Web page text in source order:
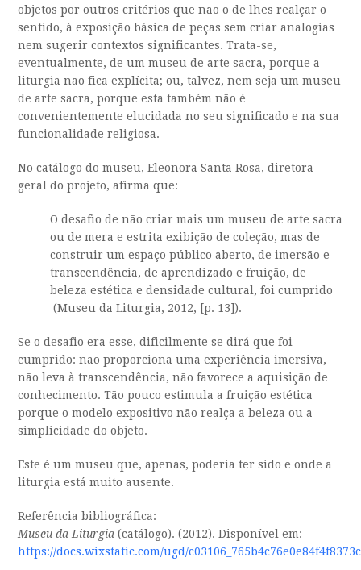
objetos por outros critérios que não o de lhes realçar o
sentido, à exposição básica de peças sem criar analogias
nem sugerir contextos significantes. Trata-se,
eventualmente, de um museu de arte sacra, porque a
liturgia não fica explícita; ou, talvez, nem seja um museu
de arte sacra, porque esta também não é
convenientemente elucidada no seu significado e na sua
funcionalidade religiosa.
No catálogo do museu,Eleonora Santa Rosa, diretora
geral do projeto, afirma que:
O desafio de não criar mais um museu de arte sacra
ou de mera e estrita exibição de coleção, mas de
construir um espaço público aberto, de imersão e
transcendência, de aprendizado e fruição, de
beleza estética e densidade cultural, foi cumprido
(Museu da Liturgia, 2012, [p. 13]).
Se o desafio era esse, dificilmente se dirá que foi
cumprido: não proporciona uma experiência imersiva,
não leva à transcendência, não favorece a aquisição de
conhecimento. Tão pouco estimula a fruição estética
porque o modelo expositivo não realça a beleza ou a
simplicidade do objeto.
Este é um museu que, apenas, poderia ter sido e onde a
liturgia está muito ausente.
Referência bibliográfica:
Museuda Liturgia (catálogo). (2012). Disponível em:
https://docs.wixstatic.com/ugd/